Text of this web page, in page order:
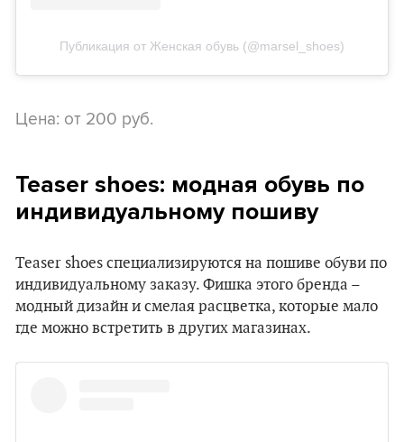
Публикация от Женская обувь (@marsel_shoes)
Цена: от 200 руб.
Teaser shoes: модная обувь по
индивидуальному пошиву
Teaser shoes специализируются на пошиве обуви по
индивидуальному заказу. Фишка этого бренда –
модный дизайн и смелая расцветка, которые мало
где можно встретить в других магазинах.